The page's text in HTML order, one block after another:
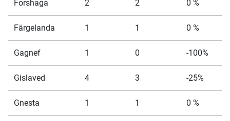
Forshaga 2 2 0 %
Färgelanda 1 1 0 %
Gagnef 1 0 -100%
Gislaved 4 3 -25%
Gnesta 1 1 0 %